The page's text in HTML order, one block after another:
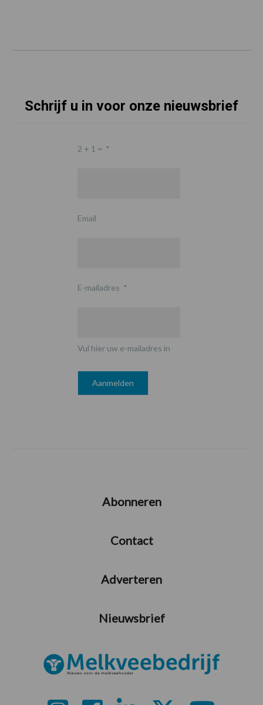
Schrijf u in voor onze nieuwsbrief
2 + 1 = *
Email
E-mailadres *
Vul hier uw e-mailadres in
Abonneren
Contact
Adverteren
Nieuwsbrief